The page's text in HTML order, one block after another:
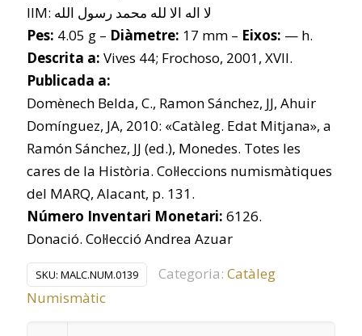
IIM: لا اله الا لله محمد رسول الله
Pes: 4.05 g – Diàmetre: 17 mm – Eixos: — h.
Descrita a: Vives 44; Frochoso, 2001, XVII.
Publicada a:
Domènech Belda, C., Ramon Sánchez, JJ, Ahuir
Domínguez, JA, 2010: «Catàleg. Edat Mitjana», a
Ramón Sánchez, JJ (ed.), Monedes. Totes les
cares de la Història. Col·leccions numismàtiques
del MARQ, Alacant, p. 131.
Número Inventari Monetari: 6126.
Donació. Col·lecció Andrea Azuar
SKU: MALC.NUM.0139 Categoria: Catàleg
Numismàtic